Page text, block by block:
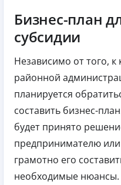
Бизнес-план
субсидии
Независимо от того, к
районной
планируется
составить бизнес-
будет принято
предпринимателю
грамотно его
необходимые нюансы.